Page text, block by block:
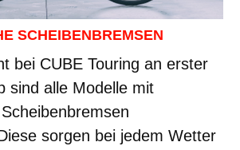
SCHEIBENBREMSEN
bei CUBE Touring an erster
sind alle Modelle mit
sorgen bei jedem Wetter